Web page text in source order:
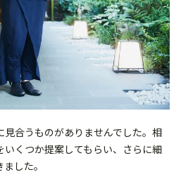
合うものがありませんでした。相
くつか提案してもらい、さらに細
した。